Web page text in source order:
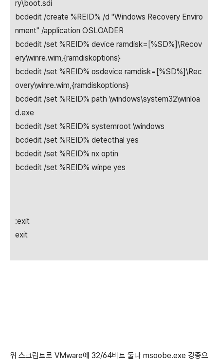
ry\boot.sdi
bcdedit /create %REID% /d "Windows Recovery Enviro
nment" /application OSLOADER
bcdedit /set %REID% device ramdisk=[%SD%]\Recov
ery\winre.wim,{ramdiskoptions}
bcdedit /set %REID% osdevice ramdisk=[%SD%]\Rec
overy\winre.wim,{ramdiskoptions}
bcdedit /set %REID% path \windows\system32\winloa
d.exe
bcdedit /set %REID% systemroot \windows
bcdedit /set %REID% detecthal yes
bcdedit /set %REID% nx optin
bcdedit /set %REID% winpe yes
:exit
exit
위 스크립트로 VMware에 32/64비트 둘다 msoobe.exe 강종으